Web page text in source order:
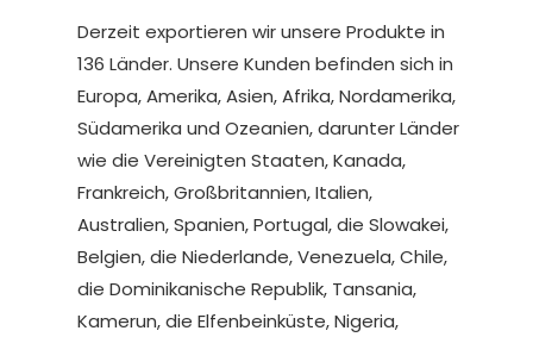
Derzeit exportieren wir unsere Produkte in
136 Länder. Unsere Kunden befinden sich in
Europa, Amerika, Asien, Afrika, Nordamerika,
Südamerika und Ozeanien, darunter Länder
wie die Vereinigten Staaten, Kanada,
Frankreich, Großbritannien, Italien,
Australien, Spanien, Portugal, die Slowakei,
Belgien, die Niederlande, Venezuela, Chile,
die Dominikanische Republik, Tansania,
Kamerun, die Elfenbeinküste, Nigeria,